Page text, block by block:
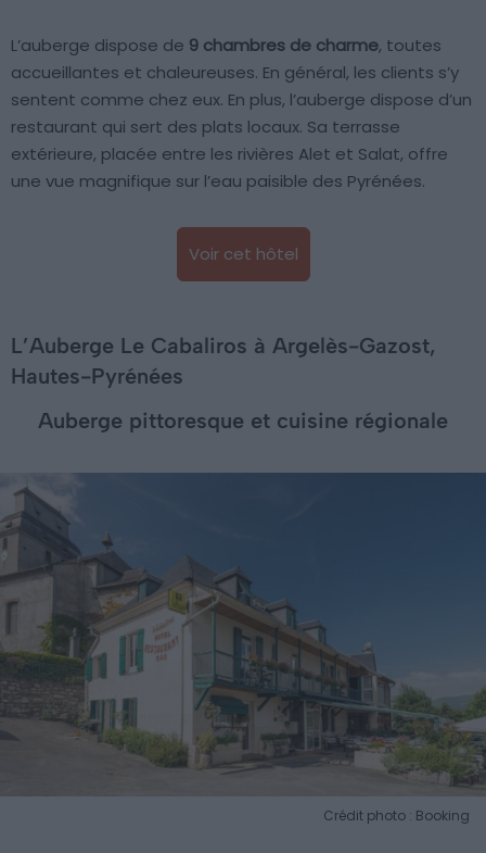
L’auberge dispose de 9 chambres de charme, toutes
accueillantes et chaleureuses. En général, les clients s’y
sentent comme chez eux. En plus, l’auberge dispose d’un
restaurant qui sert des plats locaux. Sa terrasse
extérieure, placée entre les rivières Alet et Salat, offre
une vue magnifique sur l’eau paisible des Pyrénées.
Voir cet hôtel
L’Auberge Le Cabaliros à Argelès-Gazost,
Hautes-Pyrénées
Auberge pittoresque et cuisine régionale
Crédit photo : Booking